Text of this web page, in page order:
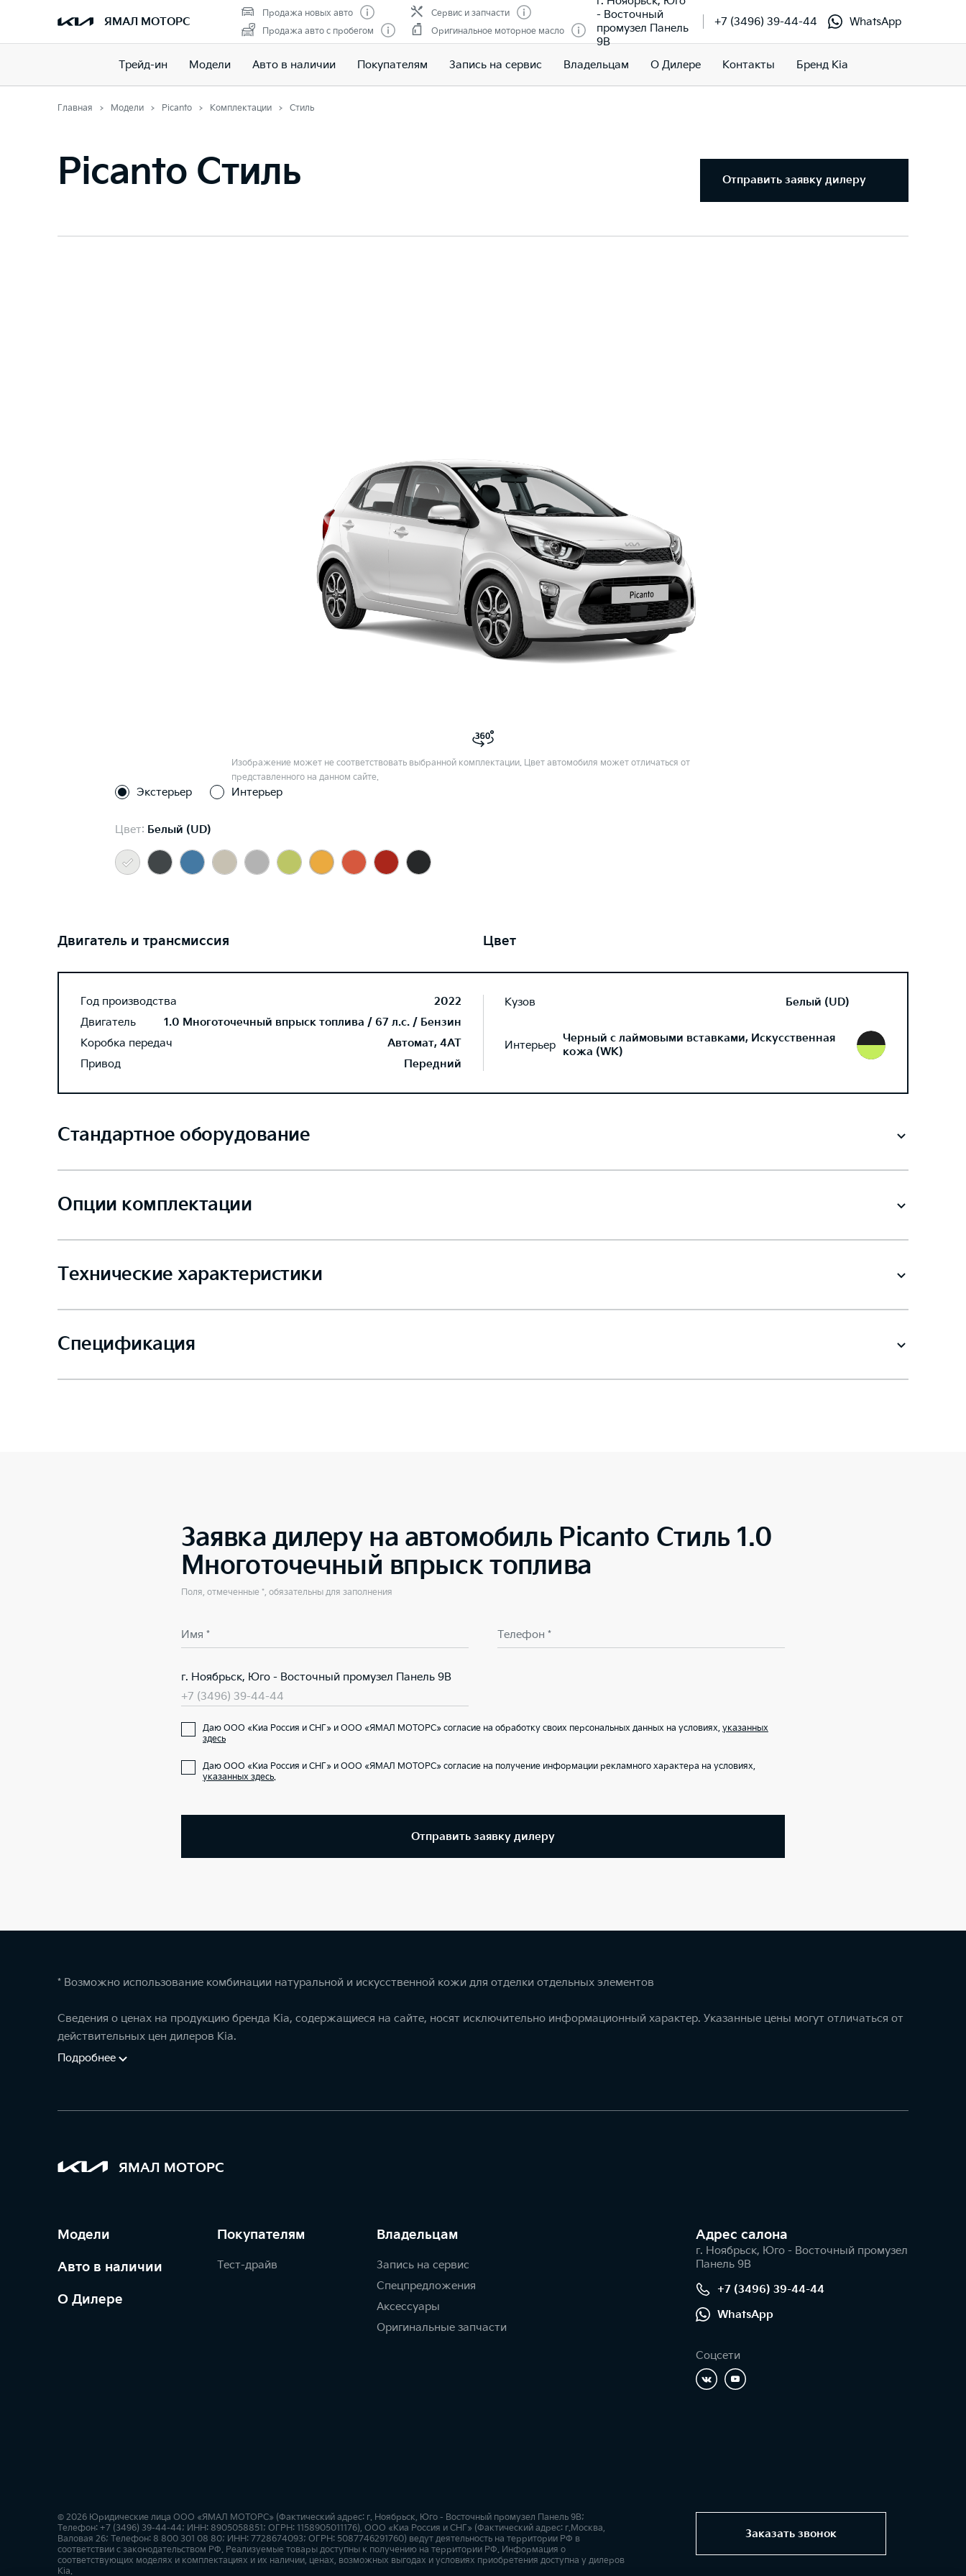
ЯМАЛ МОТОРС
Продажа новых авто
Продажа авто с пробегом
Сервис и запчасти
Оригинальное моторное масло
- Восточный
промузел Панель
9В
+7 (3496) 39-44-44 WhatsApp
Трейд-ин Модели Авто в наличии Покупателям Запись на сервис Владельцам О Дилере Контакты Бренд Kia
Главная Модели Picanto Комплектации Стиль
Picanto Стиль Отправить заявку дилеру
Изображение может не соответствовать выбранной комплектации. Цвет автомобиля может отличаться от
представленного на данном сайте.
Экстерьер Интерьер
Цвет: Белый (UD)
Двигатель и трансмиссия
Год производства
2022
Двигатель
1.0 Многоточечный впрыск топлива / 67 л.с. / Бензин
Коробка передач
Автомат, 4AT
Привод
Передний
Цвет
Кузов Белый (UD)
Интерьер Черный с лаймовыми вставками, Искусственная
кожа (WK)
Стандартное оборудование
Опции комплектации
Технические характеристики
Спецификация
Заявка дилеру на автомобиль Picanto Стиль 1.0
Многоточечный впрыск топлива
Поля, отмеченные *, обязательны для заполнения
Имя * Телефон *
г. Ноябрьск, Юго - Восточный промузел Панель 9В
+7 (3496) 39-44-44
Даю ООО «Киа Россия и СНГ» и ООО «ЯМАЛ МОТОРС» согласие на обработку своих персональных данных на условиях, указанных
здесь
Даю ООО «Киа Россия и СНГ» и ООО «ЯМАЛ МОТОРС» согласие на получение информации рекламного характера на условиях,
указанных здесь.
Отправить заявку дилеру
* Возможно использование комбинации натуральной и искусственной кожи для отделки отдельных элементов
Сведения о ценах на продукцию бренда Kia, содержащиеся на сайте, носят исключительно информационный характер. Указанные цены могут отличаться от
действительных цен дилеров Kia.
Подробнее
ЯМАЛ МОТОРС
Модели
Авто в наличии
О Дилере
Покупателям
Тест-драйв
Владельцам
Запись на сервис
Спецпредложения
Аксессуары
Оригинальные запчасти
Адрес салонa
г. Ноябрьск, Юго - Восточный промузел
Панель 9В
+7 (3496) 39-44-44
WhatsApp
Соцсети
Заказать звонок
© 2026 Юридические лица ООО «ЯМАЛ МОТОРС» (Фактический адрес: г. Ноябрьск, Юго - Восточный промузел Панель 9В;
Телефон: +7 (3496) 39-44-44; ИНН: 8905058851; ОГРН: 1158905011176), ООО «Киа Россия и СНГ» (Фактический адрес: г.Москва,
Валовая 26; Телефон: 8 800 301 08 80; ИНН: 7728674093; ОГРН: 5087746291760) ведут деятельность на территории РФ в
соответствии с законодательством РФ. Реализуемые товары доступны к получению на территории РФ. Информация о
соответствующих моделях и комплектациях и их наличии, ценах, возможных выгодах и условиях приобретения доступна у дилеров
Kia.